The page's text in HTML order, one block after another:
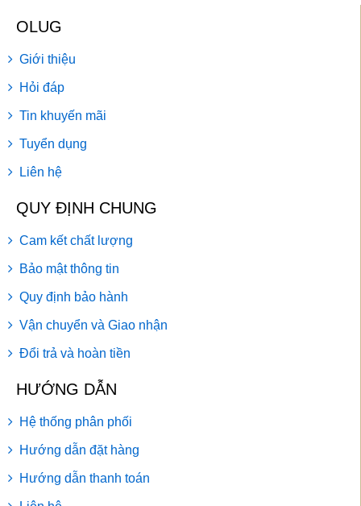
OLUG
Giới thiệu
Hỏi đáp
Tin khuyến mãi
Tuyển dụng
Liên hệ
QUY ĐỊNH CHUNG
Cam kết chất lượng
Bảo mật thông tin
Quy định bảo hành
Vận chuyển và Giao nhận
Đổi trả và hoàn tiền
HƯỚNG DẪN
Hệ thống phân phối
Hướng dẫn đặt hàng
Hướng dẫn thanh toán